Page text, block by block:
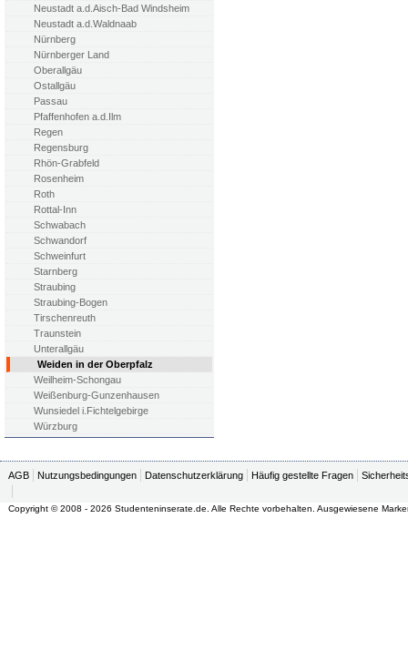
Neustadt a.d.Aisch-Bad Windsheim
Neustadt a.d.Waldnaab
Nürnberg
Nürnberger Land
Oberallgäu
Ostallgäu
Passau
Pfaffenhofen a.d.Ilm
Regen
Regensburg
Rhön-Grabfeld
Rosenheim
Roth
Rottal-Inn
Schwabach
Schwandorf
Schweinfurt
Starnberg
Straubing
Straubing-Bogen
Tirschenreuth
Traunstein
Unterallgäu
Weiden in der Oberpfalz
Weilheim-Schongau
Weißenburg-Gunzenhausen
Wunsiedel i.Fichtelgebirge
Würzburg
AGB Nutzungsbedingungen Datenschutzerklärung Häufig gestellte Fragen
Copyright © 2008 - 2026 Studenteninserate.de. Alle Rechte vorbehalten. Ausgewiesene